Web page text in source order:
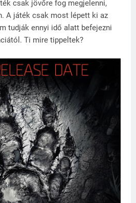
csak jövőre fog megjelenni,
A játék csak most lépett ki az
tudják ennyi idő alatt befejezni
Ti mire tippeltek?